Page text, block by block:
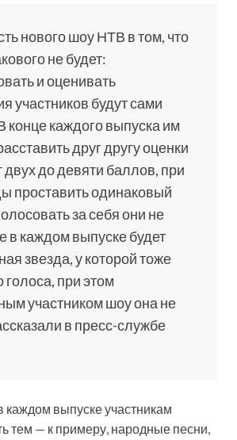
нового шоу НТВ в том, что
не будет:
и оценивать
участников будут сами
конце каждого выпуска им
друг другу оценки
двух до девяти баллов, при
проставить одинаковый
за себя они не
в каждом выпуске будет
звезда, у которой тоже
голоса, при этом
участником шоу она не
в пресс-службе
каждом выпуске участникам
тем — к примеру, народные песни,